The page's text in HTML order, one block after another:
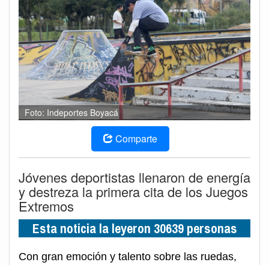
Foto: Indeportes Boyacá
Comparte
Jóvenes deportistas llenaron de energía
y destreza la primera cita de los Juegos
Extremos
Esta noticia la leyeron 30639 personas
Con gran emoción y talento sobre las ruedas,